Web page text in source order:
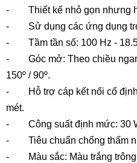
- Thiết kế nhỏ gọn nhưng
- Sử dụng các ứng dụng
- Tầm tần số: 100 Hz -
- Góc mở: Theo chiều
150º / 90º.
- Hỗ trợ cáp kết nối cố
mét.
- Công suất định mức: 30
- Tiêu chuẩn chống thấm
- Màu sắc: Màu trắng trông